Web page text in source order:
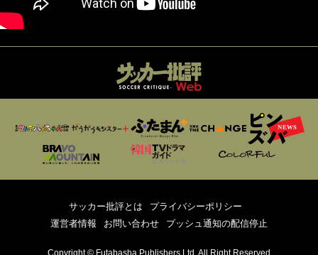
サッカー批評とは
プライバシーポリシー
運営者情報
お問い合わせ プッシュ通知の配信停止
Copyright © Futabasha Publishers Ltd. All Right Reserved